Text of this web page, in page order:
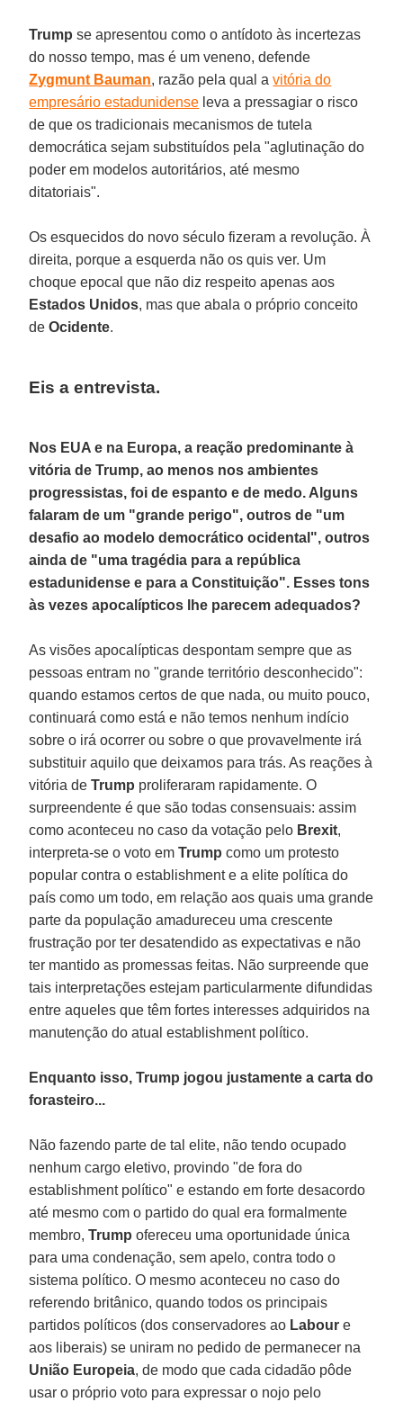
Trump se apresentou como o antídoto às incertezas
do nosso tempo, mas é um veneno, defende
Zygmunt Bauman, razão pela qual avitória do
empresário estadunidense leva a pressagiar o risco
de que os tradicionais mecanismos de tutela
democrática sejam substituídos pela "aglutinação do
poder em modelos autoritários, até mesmo
ditatoriais".
Os esquecidos do novo século fizeram a revolução. À
direita, porque a esquerda não os quis ver. Um
choque epocal que não diz respeito apenas aos
Estados Unidos, mas que abala o próprio conceito
deOcidente.
Eis a entrevista.
Nos EUA e na Europa, a reação predominante à
vitória de Trump, ao menos nos ambientes
progressistas, foi de espanto e de medo. Alguns
falaram de um "grande perigo", outros de "um
desafio ao modelo democrático ocidental", outros
ainda de "uma tragédia para a república
estadunidense e para a Constituição". Esses tons
às vezes apocalípticos lhe parecem adequados?
As visões apocalípticas despontam sempre que as
pessoas entram no "grande território desconhecido":
quando estamos certos de que nada, ou muito pouco,
continuará como está e não temos nenhum indício
sobre o irá ocorrer ou sobre o que provavelmente irá
substituir aquilo que deixamos para trás. As reações à
vitória deTrump proliferaram rapidamente. O
surpreendente é que são todas consensuais: assim
como aconteceu no caso da votação pelo Brexit,
interpreta-se o voto emTrump como um protesto
popular contra o establishment e a elite política do
país como um todo, em relação aos quais uma grande
parte da população amadureceu uma crescente
frustração por ter desatendido as expectativas e não
ter mantido as promessas feitas. Não surpreende que
tais interpretações estejam particularmente difundidas
entre aqueles que têm fortes interesses adquiridos na
manutenção do atual establishment político.
Enquanto isso, Trump jogou justamente a carta do
forasteiro...
Não fazendo parte de tal elite, não tendo ocupado
nenhum cargo eletivo, provindo "de fora do
establishment político" e estando em forte desacordo
até mesmo com o partido do qual era formalmente
membro,Trump ofereceu uma oportunidade única
para uma condenação, sem apelo, contra todo o
sistema político. O mesmo aconteceu no caso do
referendo britânico, quando todos os principais
partidos políticos (dos conservadores ao Labour e
aos liberais) se uniram no pedido de permanecer na
União Europeia, de modo que cada cidadão pôde
usar o próprio voto para expressar o nojo pelo